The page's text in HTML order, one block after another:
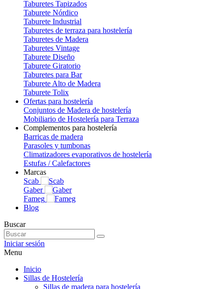
Taburetes Tapizados
Taburete Nórdico
Taburete Industrial
Taburetes de terraza para hostelería
Taburetes de Madera
Taburetes Vintage
Taburete Diseño
Taburete Giratorio
Taburetes para Bar
Taburete Alto de Madera
Taburete Tolix
Ofertas para hostelería
Conjuntos de Madera de hostelería
Mobiliario de Hostelería para Terraza
Complementos para hostelería
Barricas de madera
Parasoles y tumbonas
Climatizadores evaporativos de hostelería
Estufas / Calefactores
Marcas
Scab
Gaber
Fameg
Blog
Buscar
Iniciar sesión
Menu
Inicio
Sillas de Hostelería
Sillas de madera para hostelería